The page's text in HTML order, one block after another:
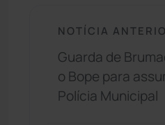
NOTÍCIA
Guarda de
o Bope para
Polícia Municipal